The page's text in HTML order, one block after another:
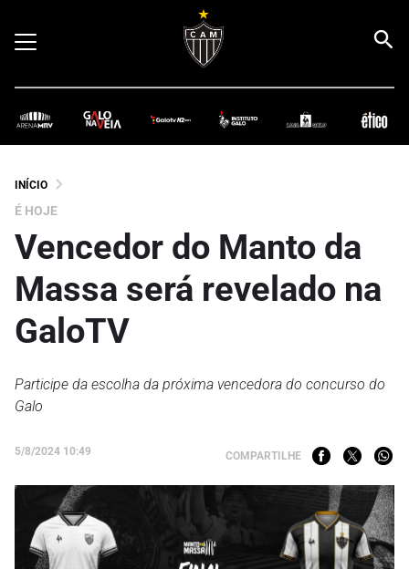
INÍCIO
É HOJE
Vencedor do Manto da
Massa será revelado na
GaloTV
Participe da escolha da próxima vencedora do concurso do
Galo
5/8/2024 10:49 COMPARTILHE